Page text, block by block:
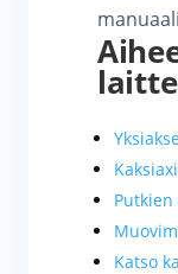
Katso